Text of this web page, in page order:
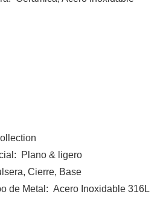
Plano & ligero
Cierre, Base
de Metal: Acero Inoxidable 316L